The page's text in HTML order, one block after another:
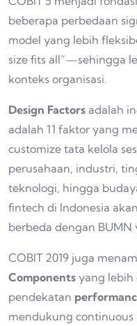
beberapa perbedaan
model yang lebih
size fits all”—sehingga
konteks organisasi.
Design Factors adalah
adalah 11 faktor yang
customize tata kelola
perusahaan, industri,
teknologi, hingga
fintech di Indonesia
berbeda dengan
COBIT 2019 juga
Components yang lebih
pendekatan
mendukung